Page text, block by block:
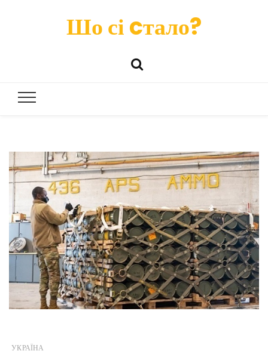
Шо сі cтало?
УКРАЇНА